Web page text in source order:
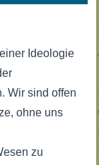
Ideologie
Wir sind offen
ohne uns
zu